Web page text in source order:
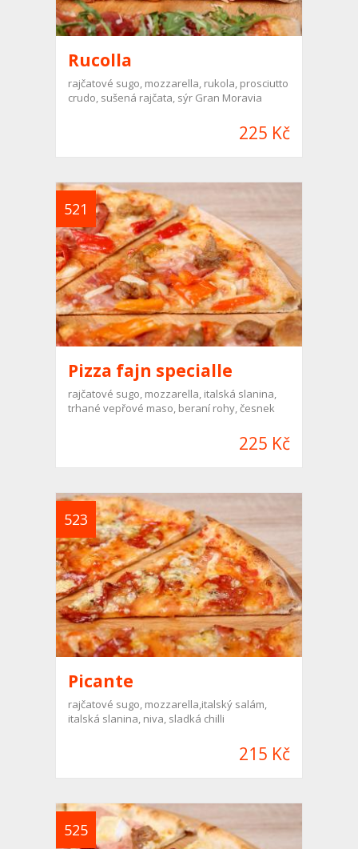
Rucolla
rajčatové sugo, mozzarella, rukola, prosciutto
crudo, sušená rajčata, sýr Gran Moravia
225 Kč
521
Pizza fajn specialle
rajčatové sugo, mozzarella, italská slanina,
trhané vepřové maso, beraní rohy, česnek
225 Kč
523
Picante
rajčatové sugo, mozzarella,italský salám,
italská slanina, niva, sladká chilli
215 Kč
525